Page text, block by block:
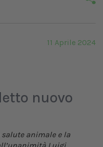
11 Aprile 2024
nuovo
salute animale e la